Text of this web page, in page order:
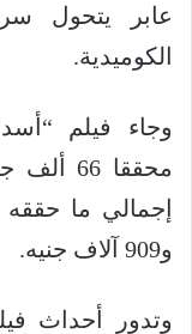
عابر يتحول
الكوميدية.
وجاء فيلم
و909 آلاف جنيه.
وتدور أحداث